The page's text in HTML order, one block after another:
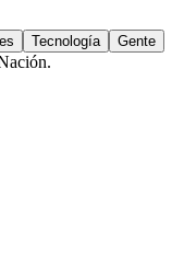
Tecnología Gente
.